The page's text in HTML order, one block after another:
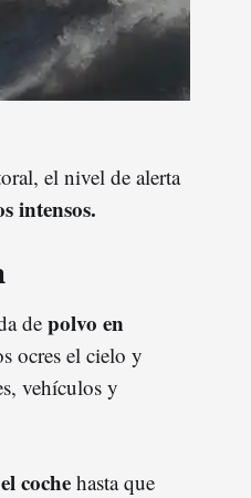
el nivel de alerta
intensos.
depolvo en
ocres el cielo y
vehículos y
coche hasta que